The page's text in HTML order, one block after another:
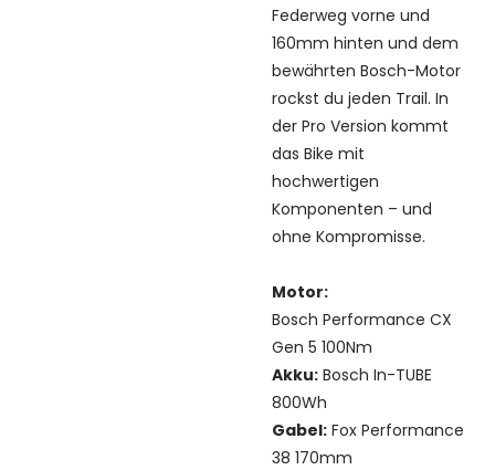
Federweg vorne und
160mm hinten und dem
bewährten Bosch-Motor
rockst du jeden Trail. In
der Pro Version kommt
das Bike mit
hochwertigen
Komponenten – und
ohne Kompromisse.
Motor:
Bosch Performance CX
Gen 5 100Nm
Akku: Bosch In-TUBE
800Wh
Gabel: Fox Performance
38 170mm